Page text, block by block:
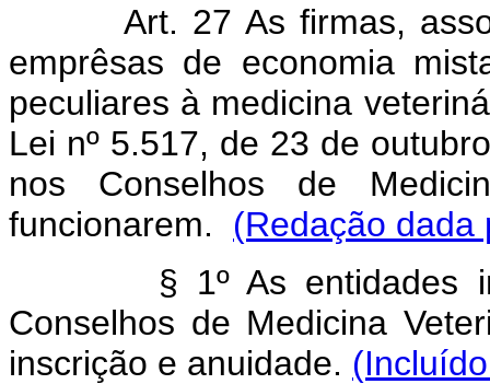
Art. 27 As firmas,
emprêsas de economia
peculiares à medicina
Lei nº 5.517, de 23 de
nos Conselhos de
funcionarem. (Redação dada
§ 1º As entidades
Conselhos de Medicina
inscrição e anuidade.